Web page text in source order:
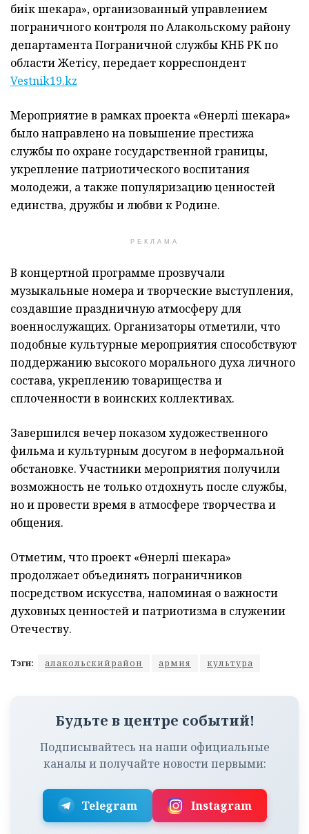
биік шекара», организованный управлением
пограничного контроля по Алакольскому району
департамента Пограничной службы КНБ РК по
области Жетісу, передает корреспондент
Vestnik19.kz
Мероприятие в рамках проекта «Өнерлі шекара»
было направлено на повышение престижа
службы по охране государственной границы,
укрепление патриотического воспитания
молодежи, а также популяризацию ценностей
единства, дружбы и любви к Родине.
РЕКЛАМА
В концертной программе прозвучали
музыкальные номера и творческие выступления,
создавшие праздничную атмосферу для
военнослужащих. Организаторы отметили, что
подобные культурные мероприятия способствуют
поддержанию высокого морального духа личного
состава, укреплению товарищества и
сплоченности в воинских коллективах.
Завершился вечер показом художественного
фильма и культурным досугом в неформальной
обстановке. Участники мероприятия получили
возможность не только отдохнуть после службы,
но и провести время в атмосфере творчества и
общения.
Отметим, что проект «Өнерлі шекара»
продолжает объединять пограничников
посредством искусства, напоминая о важности
духовных ценностей и патриотизма в служении
Отечеству.
Тэги: алакольскийрайон армия культура
Будьте в центре событий!
Подписывайтесь на наши официальные
каналы и получайте новости первыми:
Telegram Instagram